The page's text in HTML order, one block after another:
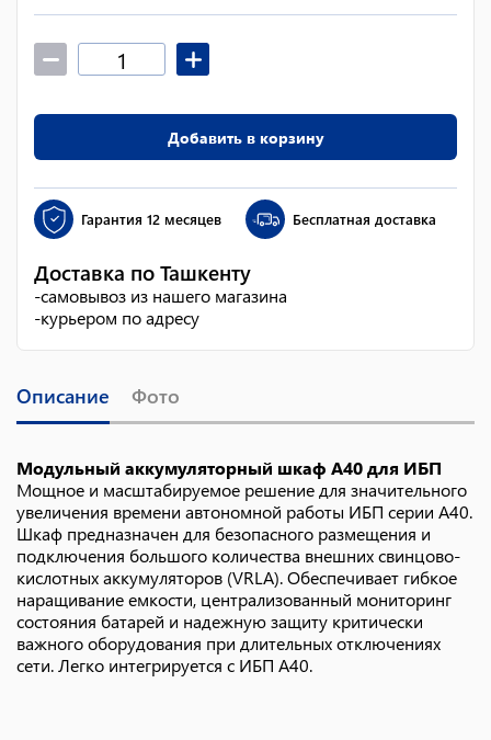
Добавить в корзину
Гарантия 12 месяцев Бесплатная доставка
Доставка по Ташкенту
-самовывоз из нашего магазина
-курьером по адресу
Описание Фото
Модульный аккумуляторный шкаф A40 для ИБП
Мощное и масштабируемое решение для значительного
увеличения времени автономной работы ИБП серии A40.
Шкаф предназначен для безопасного размещения и
подключения большого количества внешних свинцово-
кислотных аккумуляторов (VRLA). Обеспечивает гибкое
наращивание емкости, централизованный мониторинг
состояния батарей и надежную защиту критически
важного оборудования при длительных отключениях
сети. Легко интегрируется с ИБП A40.